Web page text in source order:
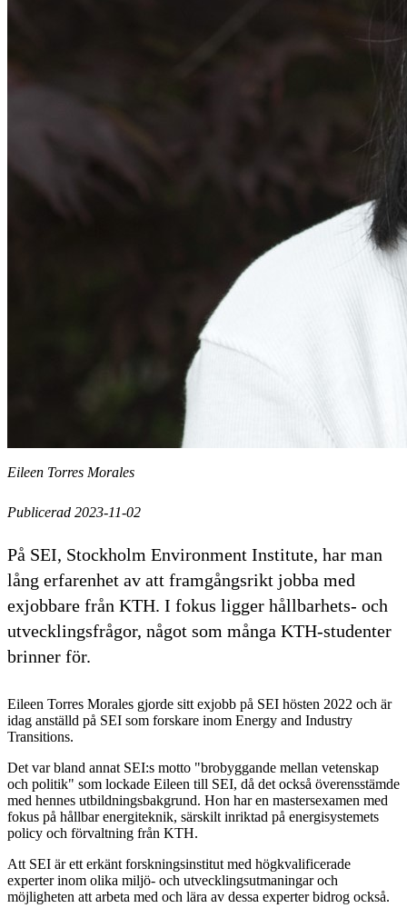
Eileen Torres Morales
Publicerad 2023-11-02
På SEI, Stockholm Environment Institute, har man
lång erfarenhet av att framgångsrikt jobba med
exjobbare från KTH. I fokus ligger hållbarhets- och
utvecklingsfrågor, något som många KTH-studenter
brinner för.
Eileen Torres Morales gjorde sitt exjobb på SEI hösten 2022 och är
idag anställd på SEI som forskare inom Energy and Industry
Transitions.
Det var bland annat SEI:s motto "brobyggande mellan vetenskap
och politik" som lockade Eileen till SEI, då det också överensstämde
med hennes utbildningsbakgrund. Hon har en mastersexamen med
fokus på hållbar energiteknik, särskilt inriktad på energisystemets
policy och förvaltning från KTH.
Att SEI är ett erkänt forskningsinstitut med högkvalificerade
experter inom olika miljö- och utvecklingsutmaningar och
möjligheten att arbeta med och lära av dessa experter bidrog också.